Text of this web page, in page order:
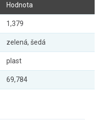
Hodnota
1,379
zelená, šedá
plast
69,784